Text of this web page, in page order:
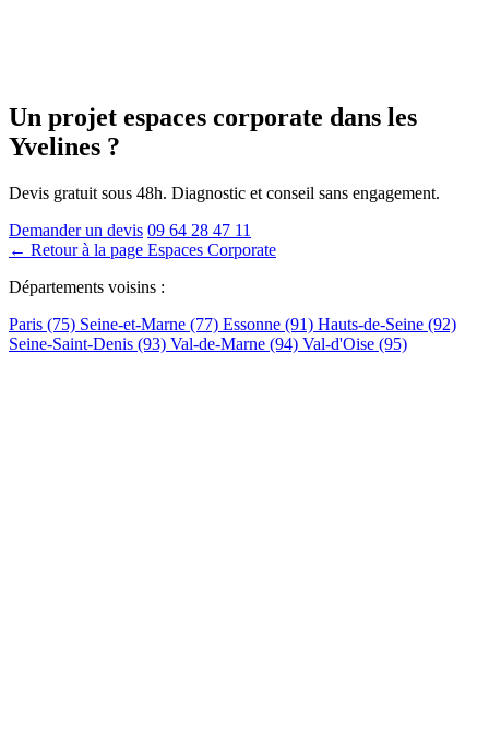
Un projet espaces corporate dans les
Yvelines ?
Devis gratuit sous 48h. Diagnostic et conseil sans engagement.
Demander un devis 09 64 28 47 11
← Retour à la page Espaces Corporate
Départements voisins :
Paris (75) Seine-et-Marne (77) Essonne (91) Hauts-de-Seine (92)
Seine-Saint-Denis (93) Val-de-Marne (94) Val-d'Oise (95)